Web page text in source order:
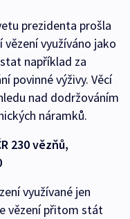
prezidenta prošla
využíváno jako
například za
povinné výživy. Věcí
nad dodržováním
náramků.
230 vězňů,
využívané jen
vězení přitom stát